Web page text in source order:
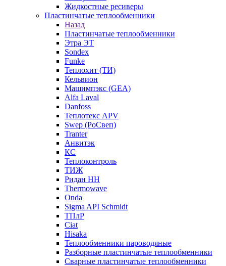
Жидкостные ресиверы
Пластинчатые теплообменники
Назад
Пластинчатые теплообменники
Этра ЭТ
Sondex
Funke
Теплохит (ТИ)
Кельвион
Машимпэкс (GEA)
Alfa Laval
Danfoss
Теплотекс APV
Swep (РоСвеп)
Tranter
Анвитэк
КС
Теплоконтроль
ТИЖ
Ридан НН
Thermowave
Onda
Sigma API Schmidt
ТПлР
Ciat
Hisaka
Теплообменники пароводяные
Разборные пластинчатые теплообменники
Сварные пластинчатые теплообменники